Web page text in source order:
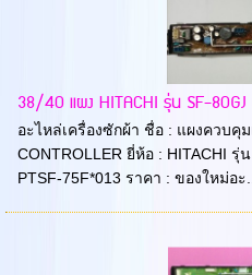
38/40 แผง HITACHI รุ่น SF-
อะไหล่เครื่องซักผ้า ชื่อ : แผงควบคุ
CONTROLLER ยี่ห้อ : HITACHI รุ่
PTSF-75F*013 ราคา : ของใหม่อะ...